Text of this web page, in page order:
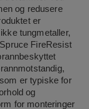
og redusere
er
tungmetaller,
FireResist
er typiske for
og
for monteringer